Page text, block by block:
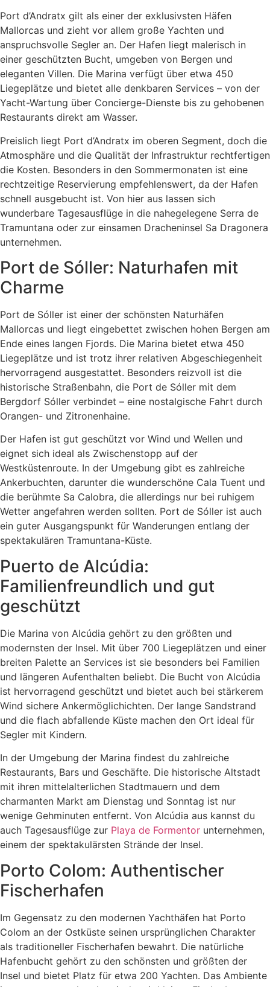
Port d’Andratx gilt als einer der exklusivsten Häfen
Mallorcas und zieht vor allem große Yachten und
anspruchsvolle Segler an. Der Hafen liegt malerisch in
einer geschützten Bucht, umgeben von Bergen und
eleganten Villen. Die Marina verfügt über etwa 450
Liegeplätze und bietet alle denkbaren Services – von der
Yacht-Wartung über Concierge-Dienste bis zu gehobenen
Restaurants direkt am Wasser.
Preislich liegt Port d’Andratx im oberen Segment, doch die
Atmosphäre und die Qualität der Infrastruktur rechtfertigen
die Kosten. Besonders in den Sommermonaten ist eine
rechtzeitige Reservierung empfehlenswert, da der Hafen
schnell ausgebucht ist. Von hier aus lassen sich
wunderbare Tagesausflüge in die nahegelegene Serra de
Tramuntana oder zur einsamen Dracheninsel Sa Dragonera
unternehmen.
Port de Sóller: Naturhafen mit
Charme
Port de Sóller ist einer der schönsten Naturhäfen
Mallorcas und liegt eingebettet zwischen hohen Bergen am
Ende eines langen Fjords. Die Marina bietet etwa 450
Liegeplätze und ist trotz ihrer relativen Abgeschiegenheit
hervorragend ausgestattet. Besonders reizvoll ist die
historische Straßenbahn, die Port de Sóller mit dem
Bergdorf Sóller verbindet – eine nostalgische Fahrt durch
Orangen- und Zitronenhaine.
Der Hafen ist gut geschützt vor Wind und Wellen und
eignet sich ideal als Zwischenstopp auf der
Westküstenroute. In der Umgebung gibt es zahlreiche
Ankerbuchten, darunter die wunderschöne Cala Tuent und
die berühmte Sa Calobra, die allerdings nur bei ruhigem
Wetter angefahren werden sollten. Port de Sóller ist auch
ein guter Ausgangspunkt für Wanderungen entlang der
spektakulären Tramuntana-Küste.
Puerto de Alcúdia:
Familienfreundlich und gut
geschützt
Die Marina von Alcúdia gehört zu den größten und
modernsten der Insel. Mit über 700 Liegeplätzen und einer
breiten Palette an Services ist sie besonders bei Familien
und längeren Aufenthalten beliebt. Die Bucht von Alcúdia
ist hervorragend geschützt und bietet auch bei stärkerem
Wind sichere Ankermöglichichten. Der lange Sandstrand
und die flach abfallende Küste machen den Ort ideal für
Segler mit Kindern.
In der Umgebung der Marina findest du zahlreiche
Restaurants, Bars und Geschäfte. Die historische Altstadt
mit ihren mittelalterlichen Stadtmauern und dem
charmanten Markt am Dienstag und Sonntag ist nur
wenige Gehminuten entfernt. Von Alcúdia aus kannst du
auch Tagesausflüge zur Playa de Formentor unternehmen,
einem der spektakulärsten Strände der Insel.
Porto Colom: Authentischer
Fischerhafen
Im Gegensatz zu den modernen Yachthäfen hat Porto
Colom an der Ostküste seinen ursprünglichen Charakter
als traditioneller Fischerhafen bewahrt. Die natürliche
Hafenbucht gehört zu den schönsten und größten der
Insel und bietet Platz für etwa 200 Yachten. Das Ambiente